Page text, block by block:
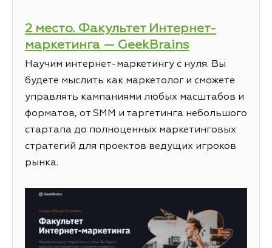
2 место. Факультет Интернет-
маркетинга — GeekBrains
Научим интернет-маркетингу с нуля. Вы
будете мыслить как маркетолог и сможете
управлять кампаниями любых масштабов и
форматов, от SMM и таргетинга небольшого
стартапа до полноценных маркетинговых
стратегий для проектов ведущих игроков
рынка.